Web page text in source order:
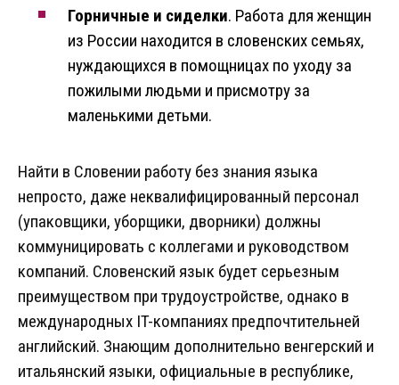
Горничные и сиделки. Работа для женщин
из России находится в словенских семьях,
нуждающихся в помощницах по уходу за
пожилыми людьми и присмотру за
маленькими детьми.
Найти в Словении работу без знания языка
непросто, даже неквалифицированный персонал
(упаковщики, уборщики, дворники) должны
коммуницировать с коллегами и руководством
компаний. Словенский язык будет серьезным
преимуществом при трудоустройстве, однако в
международных IT-компаниях предпочтительней
английский. Знающим дополнительно венгерский и
итальянский языки, официальные в республике,